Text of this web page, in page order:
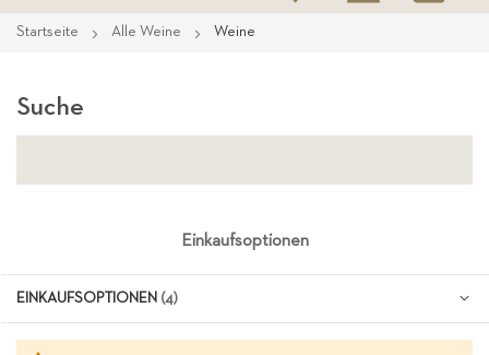
Zum
Startseite Alle Weine Weine
Suche
Einkaufsoptionen
EINKAUFSOPTIONEN